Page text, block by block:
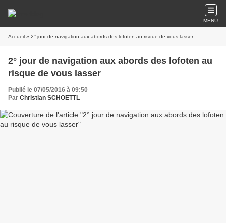
MENU
Accueil » 2° jour de navigation aux abords des lofoten au risque de vous lasser
2° jour de navigation aux abords des lofoten au
risque de vous lasser
Publié le 07/05/2016 à 09:50
Par Christian SCHOETTL